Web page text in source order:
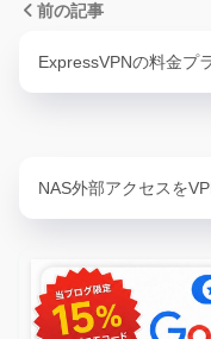
前の記事
ExpressVPNの料金プ
NAS外部アクセスを